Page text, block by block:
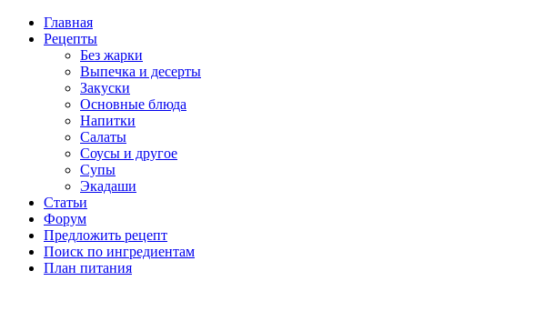
Главная
Рецепты
Без жарки
Выпечка и десерты
Закуски
Основные блюда
Напитки
Салаты
Соусы и другое
Супы
Экадаши
Статьи
Форум
Предложить рецепт
Поиск по ингредиентам
План питания